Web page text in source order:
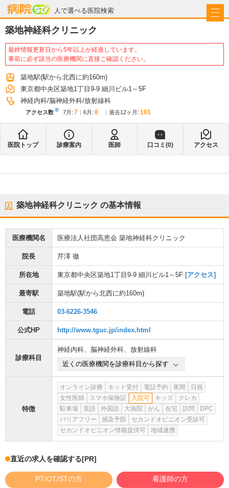
人で選べる医院検索
病院なび
築地神経科クリニック
最終情報更新日から5年以上が経過しています。
事前に必ず該当の医療機関に直接ご確認ください。
築地駅(駅から北西に約160m)
東京都中央区築地1丁目9-9 細川ビル1～5F
神経内科 脳神経外科 放射線科
アクセス数※ 7月 : 7 6月 : 8 過去12ヶ月: 101
医院トップ 診療案内 医師 口コミ(0) アクセス
築地神経科クリニック の基本情報
医療機関名 医療法人社団高恵会 築地神経科クリニック
院長 芹澤 徹
所在地 東京都中央区築地1丁目9-9 細川ビル1～5F [アクセス]
最寄駅 築地駅(駅から北西に約160m)
電話 03-6226-3546
公式HP http://www.tguc.jp/index.html
診療科目
神経内科、 脳神経外科、 放射線科
近くの医療機関を診療科目から探す
特徴
オンライン診療 ネット受付 電話予約 夜間
日祝
女性医師
スマホ保険証 入院可 キッズ
クレカ
駐車場
英語 外国語 大病院 がん 在宅 訪問
DPC
バリアフリー
感染予防
セカンドオピニオン受診可
セカンドオピニオン情報提供可
地域連携
直近の求人を確認する[PR]
PT/OT/STの方 看護師の方